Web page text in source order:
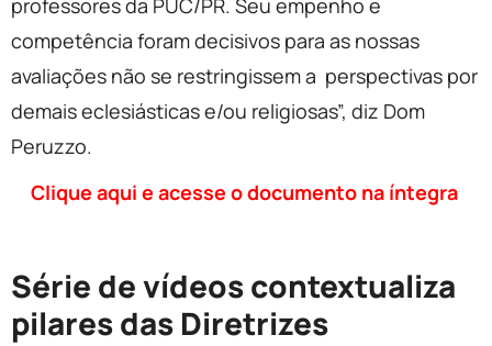
professores da PUC/PR. Seu empenho e
competência foram decisivos para as nossas
avaliações não se restringissem a perspectivas por
demais eclesiásticas e/ou religiosas”, diz Dom
Peruzzo.
Clique aqui e acesse o documento na íntegra
Série de vídeos contextualiza
pilares das Diretrizes